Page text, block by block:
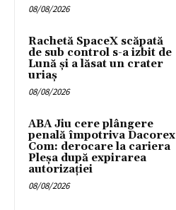
08/08/2026
Rachetă SpaceX scăpată
de sub control s-a izbit de
Lună și a lăsat un crater
uriaș
08/08/2026
ABA Jiu cere plângere
penală împotriva Dacorex
Com: derocare la cariera
Pleșa după expirarea
autorizației
08/08/2026